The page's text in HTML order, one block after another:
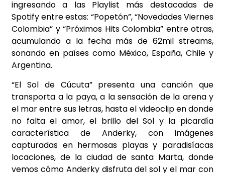
ingresando a las Playlist más destacadas de
Spotify entre estas: “Popetón”, “Novedades Viernes
Colombia” y “Próximos Hits Colombia” entre otras,
acumulando a la fecha más de 62mil streams,
sonando en países como México, España, Chile y
Argentina.
“El Sol de Cúcuta” presenta una canción que
transporta a la paya, a la sensación de la arena y
el mar entre sus letras, hasta el videoclip en donde
no falta el amor, el brillo del Sol y la picardía
característica de Anderky, con imágenes
capturadas en hermosas playas y paradisíacas
locaciones, de la ciudad de santa Marta, donde
vemos cómo Anderky disfruta del sol y el mar con